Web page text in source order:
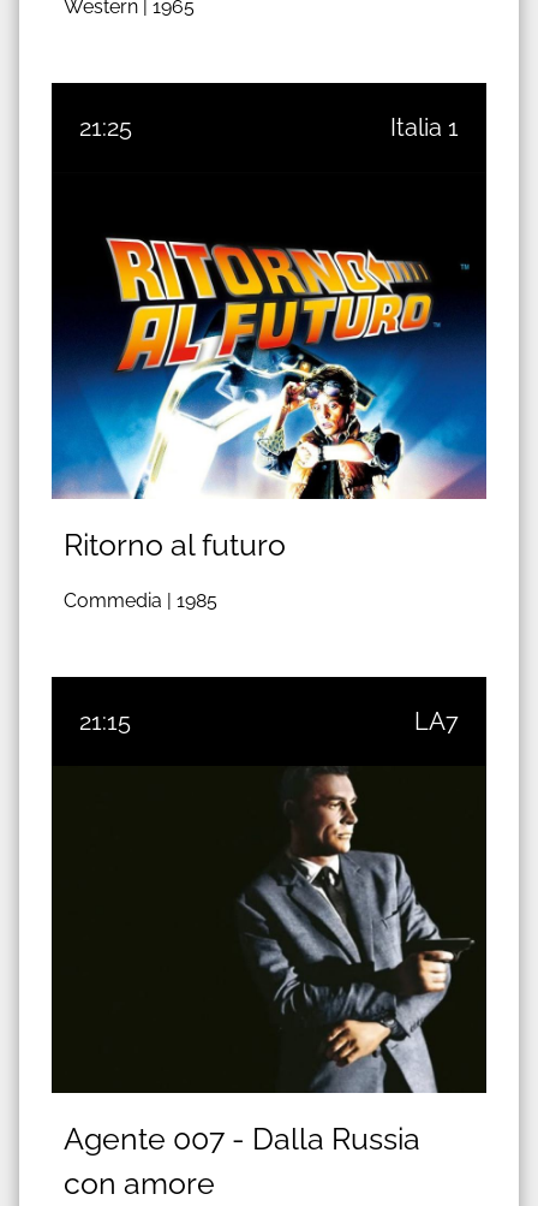
Western | 1965
21:25 Italia 1
Ritorno al futuro
Commedia | 1985
21:15 LA7
Agente 007 - Dalla Russia
con amore